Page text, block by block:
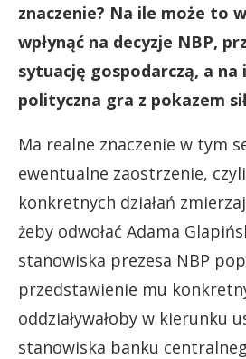
znaczenie? Na ile może to
wpłynąć na decyzje NBP,
sytuację gospodarczą, a
polityczna gra z pokazem
Ma realne znaczenie w tym
ewentualne zaostrzenie,
konkretnych działań
żeby odwołać Adama
stanowiska prezesa NBP
przedstawienie mu
oddziaływałoby w kierunku
stanowiska banku